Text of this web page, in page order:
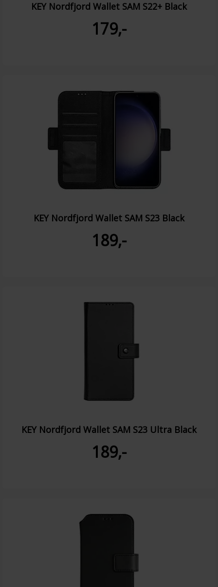
KEY Nordfjord Wallet SAM S22+ Black
179,-
KEY Nordfjord Wallet SAM S23 Black
189,-
KEY Nordfjord Wallet SAM S23 Ultra Black
189,-